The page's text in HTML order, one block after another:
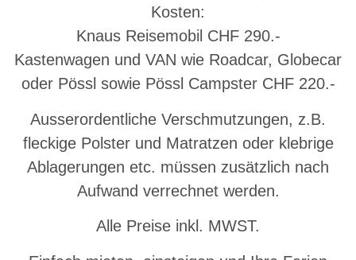
Kosten:
Knaus Reisemobil CHF 290.-
Kastenwagen und VAN wie Roadcar, Globecar
oder Pössl sowie Pössl Campster CHF 220.-
Ausserordentliche Verschmutzungen, z.B.
fleckige Polster und Matratzen oder klebrige
Ablagerungen etc. müssen zusätzlich nach
Aufwand verrechnet werden.
Alle Preise inkl. MWST.